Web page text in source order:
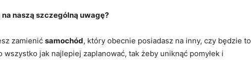
naszą szczególną uwagę?
zamienić samochód, który obecnie posiadasz na inny, czy będzie to
wszystko jak najlepiej zaplanować, tak żeby uniknąć pomyłek i